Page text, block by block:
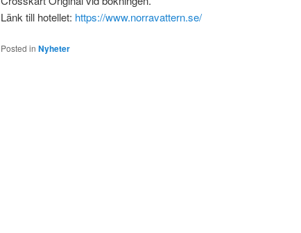
Länk till hotellet: https://www.norravattern.se/
Posted in Nyheter